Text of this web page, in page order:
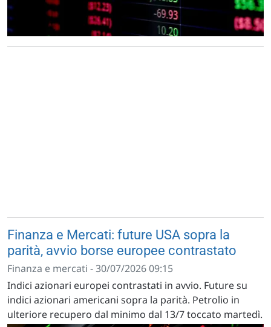
Finanza e Mercati: future USA sopra la
parità, avvio borse europee contrastato
Finanza e mercati - 30/07/2026 09:15
Indici azionari europei contrastati in avvio. Future su
indici azionari americani sopra la parità. Petrolio in
ulteriore recupero dal minimo dal 13/7 toccato martedì.